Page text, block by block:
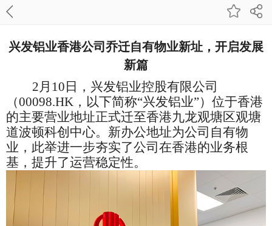
兴发铝业香港公司乔迁自有物业新址，开启发展
新篇
2月10日，兴发铝业控股有限公司
（00098.HK，以下简称“兴发铝业”）位于香港
的主要营业地址正式迁至香港九龙观塘区观塘
道波顿科创中心。新办公地址为公司自有物
业，此举进一步夯实了公司在香港的业务根
基，提升了运营稳定性。